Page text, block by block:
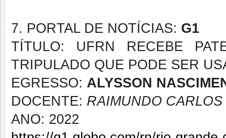
7. PORTAL DE NOTÍCIAS: G1
TÍTULO: UFRN RECEBE
TRIPULADO QUE PODE SER
EGRESSO: ALYSSON
DOCENTE: RAIMUNDO
ANO: 2022